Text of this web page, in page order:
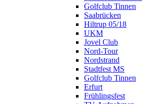
Golfclub Tinnen
Saabrücken
Hiltrup 05/18
UKM
Jovel Club
Nord-Tour
Nordstrand
Stadtfest MS
Golfclub Tinnen
Erfurt
Frühlingsfest